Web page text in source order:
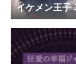
イケメン王子